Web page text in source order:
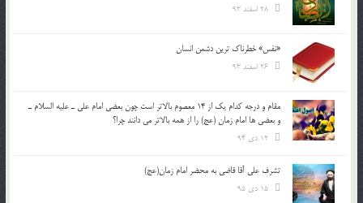
«نفس» خطرناک ترین دشمن انسان
مقام و درجه كدام يك از 14 معصوم بالاتر است چون بعضي امام علي ـ عليه السلام ـ
و بعضي ها امام زمان (عج) را از همه بالاتر مي دانند چرا؟
تشرف علي آقا قاضي به محضر امام زمان(عج)